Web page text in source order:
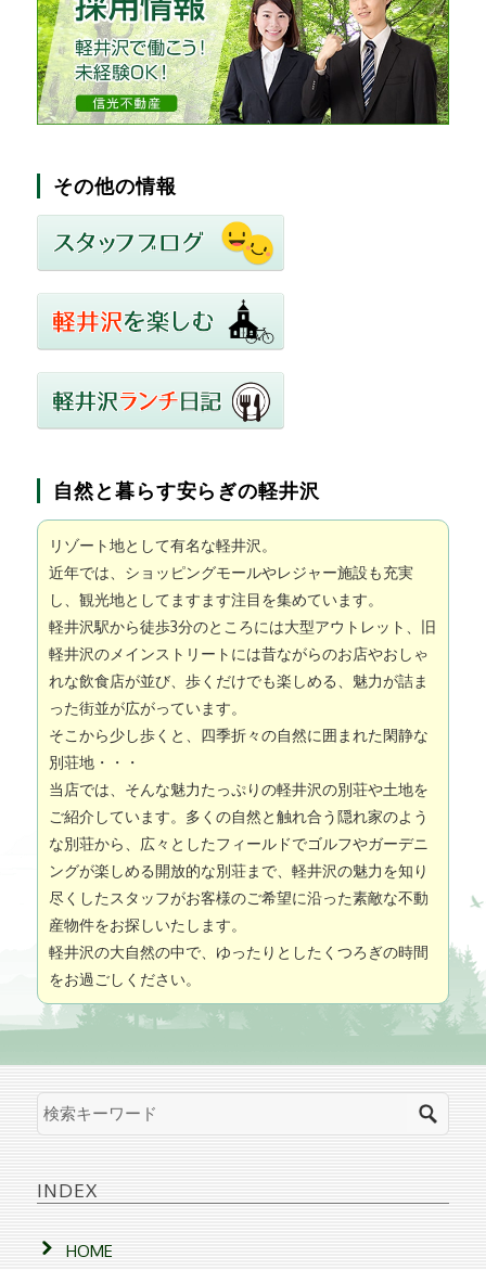
その他の情報
自然と暮らす安らぎの軽井沢
リゾート地として有名な軽井沢。
近年では、ショッピングモールやレジャー施設も充実
し、観光地としてますます注目を集めています。
軽井沢駅から徒歩3分のところには大型アウトレット、旧
軽井沢のメインストリートには昔ながらのお店やおしゃ
れな飲食店が並び、歩くだけでも楽しめる、魅力が詰ま
った街並が広がっています。
そこから少し歩くと、四季折々の自然に囲まれた閑静な
別荘地・・・
当店では、そんな魅力たっぷりの軽井沢の別荘や土地を
ご紹介しています。多くの自然と触れ合う隠れ家のよう
な別荘から、広々としたフィールドでゴルフやガーデニ
ングが楽しめる開放的な別荘まで、軽井沢の魅力を知り
尽くしたスタッフがお客様のご希望に沿った素敵な不動
産物件をお探しいたします。
軽井沢の大自然の中で、ゆったりとしたくつろぎの時間
をお過ごしください。
INDEX
HOME